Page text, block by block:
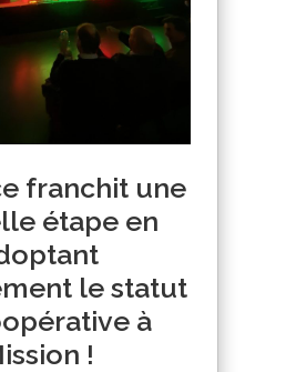
franchit une
étape en
le statut
à
!